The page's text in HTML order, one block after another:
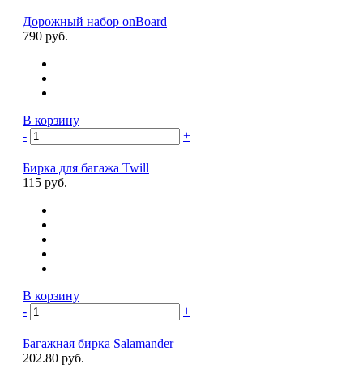
Дорожный набор onBoard
790 руб.
В корзину
-
+
Бирка для багажа Twill
115 руб.
В корзину
-
+
Багажная бирка Salamander
202.80 руб.